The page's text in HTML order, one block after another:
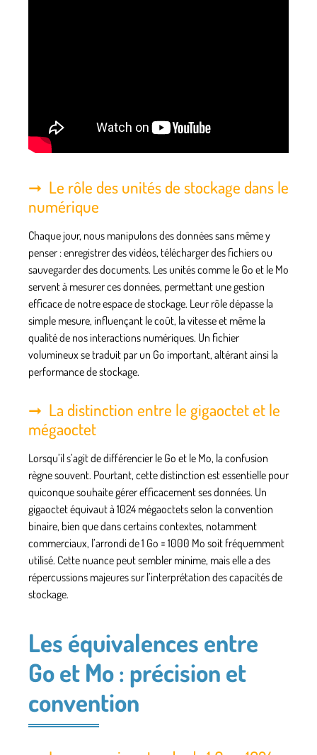
Le rôle des unités de stockage dans le
numérique
Chaque jour, nous manipulons des données sans même y
penser : enregistrer des vidéos, télécharger des fichiers ou
sauvegarder des documents. Les unités comme le Go et le Mo
servent à mesurer ces données, permettant une gestion
efficace de notre espace de stockage. Leur rôle dépasse la
simple mesure, influençant le coût, la vitesse et même la
qualité de nos interactions numériques. Un fichier
volumineux se traduit par un Go important, altérant ainsi la
performance de stockage.
La distinction entre le gigaoctet et le
mégaoctet
Lorsqu’il s’agit de différencier le Go et le Mo, la confusion
règne souvent. Pourtant, cette distinction est essentielle pour
quiconque souhaite gérer efficacement ses données. Un
gigaoctet équivaut à 1024 mégaoctets selon la convention
binaire, bien que dans certains contextes, notamment
commerciaux, l’arrondi de 1 Go = 1000 Mo soit fréquemment
utilisé. Cette nuance peut sembler minime, mais elle a des
répercussions majeures sur l’interprétation des capacités de
stockage.
Les équivalences entre
Go et Mo : précision et
convention